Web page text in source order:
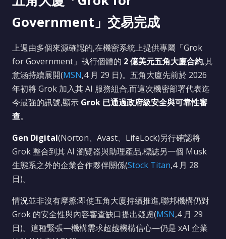
Government」交易完成
上週由多個來源確認的,在機密系統上提供專屬「Grok
for Government」執行個體的 2 億美元五角大廈合約,其
意涵持續展開(MSN,4 月 29 日)。五角大廈先前於 2026
年初將 Grok 加入其 AI 服務組合,而這次機密部署代表迄
今最強的訊號,顯示 Grok 已通過政府級安全與可靠性審
查。
Gen Digital(Norton、Avast、LifeLock)另行確認將
Grok 整合到其 AI 瀏覽器與助理產品,標誌另一個 Musk
生態系之外的企業合作夥伴關係(Stock Titan,4 月 28
日)。
情況並非沒有摩擦:即使五角大廈持續推進,聯邦機構仍對
Grok 的安全性與內容審查缺口提出疑慮(MSN,4 月 29
日)。這種緊張—機構需求超越機構信心—仍是 xAI 企業